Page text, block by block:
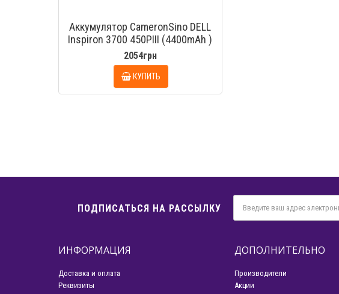
Аккумулятор CameronSino DELL
Inspiron 3700 450PIII (4400mAh )
2054грн
КУПИТЬ
ПОДПИСАТЬСЯ НА РАССЫЛКУ
ИНФОРМАЦИЯ
Доставка и оплата
Реквизиты
ДОПОЛНИТЕЛЬНО
Производители
Акции